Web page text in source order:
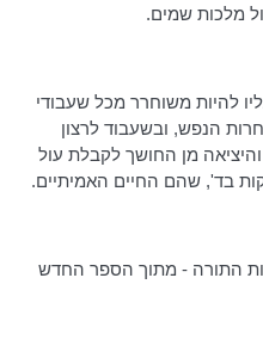
מלכות שמים.
להיות משוחרר מכל שעבודי
הנפש, ובשעבוד לרצון
מן החושך לקבלת עול
בד', שהם החיים האמיתיים.
התורה - מתוך הספר החדש